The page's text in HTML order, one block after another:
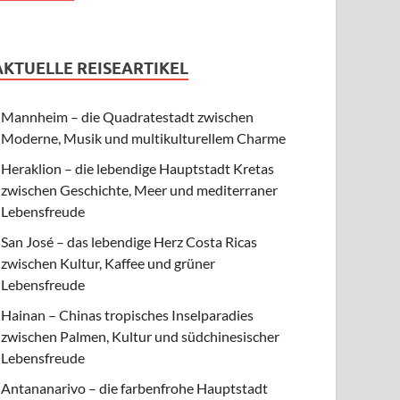
REISEARTIKEL
Mannheim – die Quadratestadt zwischen
Moderne, Musik und multikulturellem Charme
Heraklion – die lebendige Hauptstadt Kretas
zwischen Geschichte, Meer und mediterraner
Lebensfreude
San José – das lebendige Herz Costa Ricas
zwischen Kultur, Kaffee und grüner
Lebensfreude
Hainan – Chinas tropisches Inselparadies
zwischen Palmen, Kultur und südchinesischer
Lebensfreude
Antananarivo – die farbenfrohe Hauptstadt